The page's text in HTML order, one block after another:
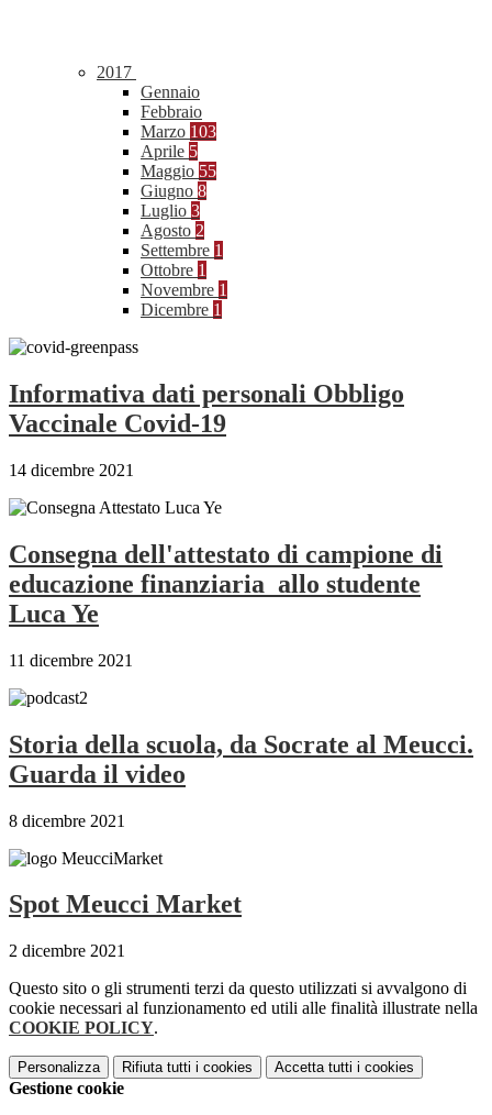
2017
Gennaio
Febbraio
Marzo 103
Aprile 5
Maggio 55
Giugno 8
Luglio 3
Agosto 2
Settembre 1
Ottobre 1
Novembre 1
Dicembre 1
Informativa dati personali Obbligo
Vaccinale Covid-19
14 dicembre 2021
Consegna dell'attestato di campione di
educazione finanziaria allo studente
Luca Ye
11 dicembre 2021
Storia della scuola, da Socrate al Meucci.
Guarda il video
8 dicembre 2021
Spot Meucci Market
2 dicembre 2021
Questo sito o gli strumenti terzi da questo utilizzati si avvalgono di
cookie necessari al funzionamento ed utili alle finalità illustrate nella
COOKIE POLICY.
Personalizza Rifiuta tutti i cookies Accetta tutti i cookies
Gestione cookie